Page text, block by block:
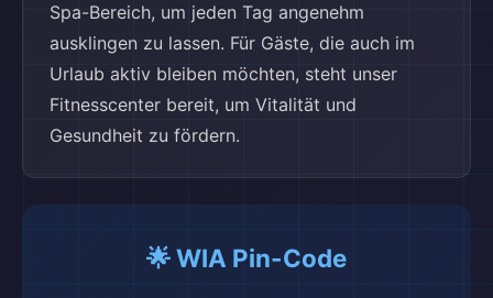
Spa-Bereich, um jeden Tag angenehm
ausklingen zu lassen. Für Gäste, die auch im
Urlaub aktiv bleiben möchten, steht unser
Fitnesscenter bereit, um Vitalität und
Gesundheit zu fördern.
🌟 WIA Pin-Code